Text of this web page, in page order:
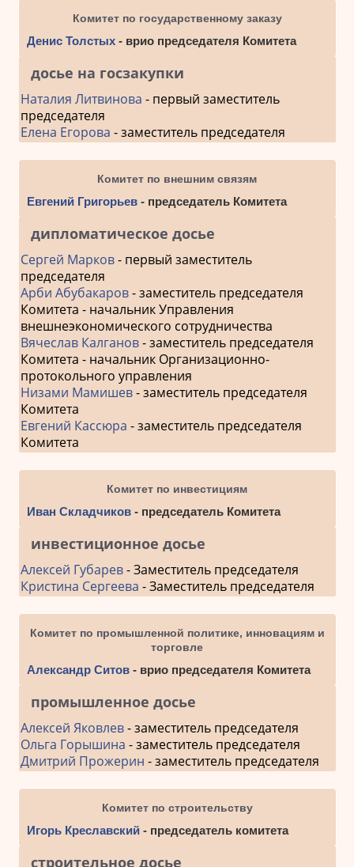
Комитет по государственному заказу
Денис Толстых- врио председателя Комитета
досье на госзакупки
Наталия Литвинова - первый заместитель
председателя
Елена Егорова - заместитель председателя
Комитет по внешним связям
Евгений Григорьев- председатель Комитета
дипломатическое досье
Сергей Марков- первый заместитель
председателя
Арби Абубакаров- заместитель председателя
Комитета - начальник Управления
внешнеэкономического сотрудничества
Вячеслав Калганов- заместитель председателя
Комитета - начальник Организационно-
протокольного управления
Низами Мамишев- заместитель председателя
Комитета
Евгений Кассюра - заместитель председателя
Комитета
Комитет по инвестициям
Иван Складчиков- председатель Комитета
инвестиционное досье
Алексей Губарев- Заместитель председателя
Кристина Сергеева - Заместитель председателя
Комитет по промышленной политике, инновациям и
торговле
Александр Ситов- врио председателя Комитета
промышленное досье
Алексей Яковлев- заместитель председателя
Ольга Горышина - заместитель председателя
Дмитрий Прожерин - заместитель председателя
Комитет по строительству
Игорь Креславский - председатель комитета
строительное досье